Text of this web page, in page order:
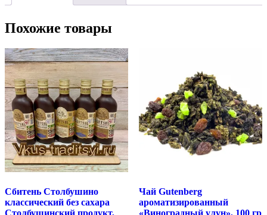
Похожие товары
Сбитень Столбушино
классический без сахара
Столбушинский продукт,
Чай Gutenberg
ароматизированный
«Виноградный улун», 100 гр